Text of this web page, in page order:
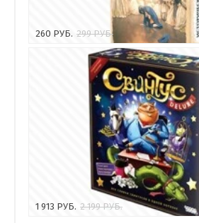
260 РУБ. 299РУБ.
1 913 РУБ. 2 199РУБ.